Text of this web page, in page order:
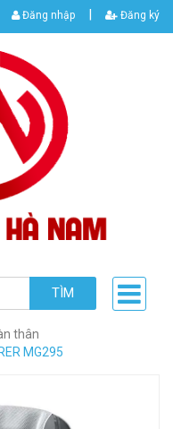
Đăng nhập | Đăng ký
TÌM
thân
MG295